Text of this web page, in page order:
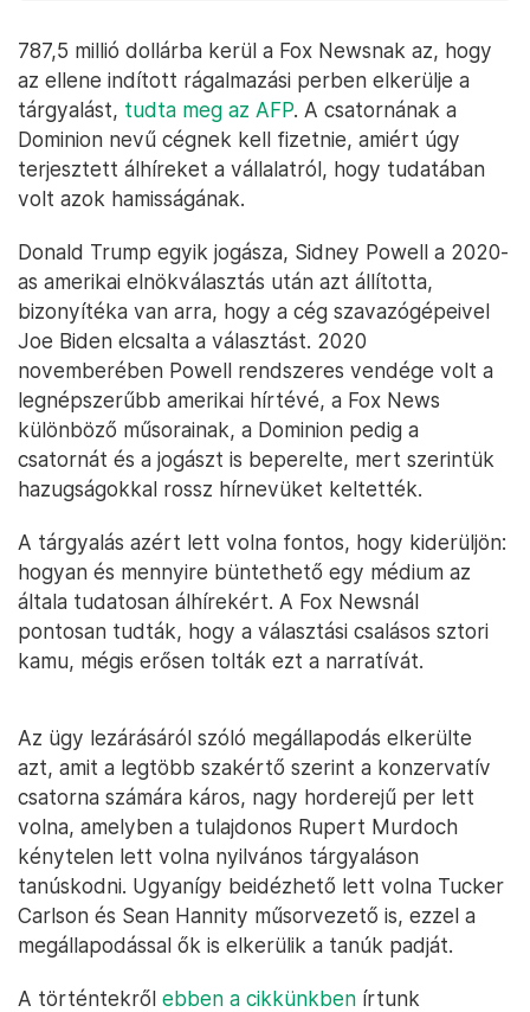
787,5 millió dollárba kerül a Fox Newsnak az, hogy
az ellene indított rágalmazási perben elkerülje a
tárgyalást, tudta meg az AFP. A csatornának a
Dominion nevű cégnek kell fizetnie, amiért úgy
terjesztett álhíreket a vállalatról, hogy tudatában
volt azok hamisságának.
Donald Trump egyik jogásza, Sidney Powell a 2020-
as amerikai elnökválasztás után azt állította,
bizonyítéka van arra, hogy a cég szavazógépeivel
Joe Biden elcsalta a választást. 2020
novemberében Powell rendszeres vendége volt a
legnépszerűbb amerikai hírtévé, a Fox News
különböző műsorainak, a Dominion pedig a
csatornát és a jogászt is beperelte, mert szerintük
hazugságokkal rossz hírnevüket keltették.
A tárgyalás azért lett volna fontos, hogy kiderüljön:
hogyan és mennyire büntethető egy médium az
általa tudatosan álhírekért. A Fox Newsnál
pontosan tudták, hogy a választási csalásos sztori
kamu, mégis erősen tolták ezt a narratívát.
Az ügy lezárásáról szóló megállapodás elkerülte
azt, amit a legtöbb szakértő szerint a konzervatív
csatorna számára káros, nagy horderejű per lett
volna, amelyben a tulajdonos Rupert Murdoch
kénytelen lett volna nyilvános tárgyaláson
tanúskodni. Ugyanígy beidézhető lett volna Tucker
Carlson és Sean Hannity műsorvezető is, ezzel a
megállapodással ők is elkerülik a tanúk padját.
A történtekről ebben a cikkünkben írtunk